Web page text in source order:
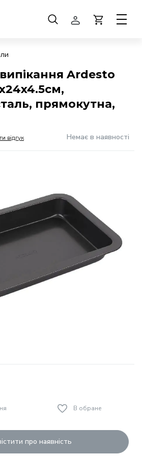
Ardesto
прямокутна,
відгук Немає в наявності
В обране
про наявність